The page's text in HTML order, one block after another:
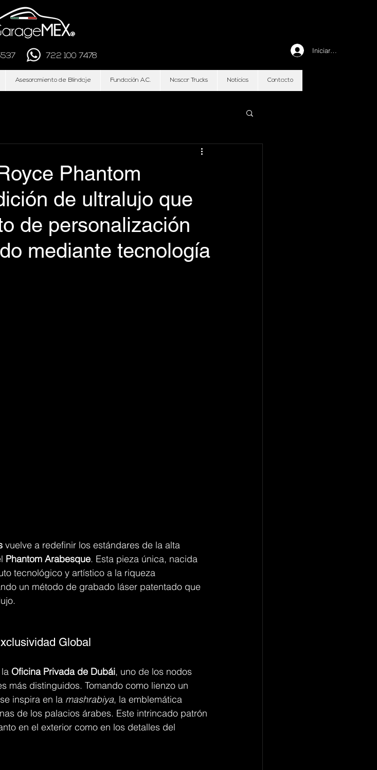
722 100 7478
Iniciar sesión
Asesoramiento de Blindaje Fundación A.C. Nascar Trucks Noticias Contacto
Phantom
de ultralujo que
de personalización
mediante tecnología
vuelve a redefinir los estándares de la alta
Phantom Arabesque. Esta pieza única, nacida
tecnológico y artístico a la riqueza
un método de grabado láser patentado que
Global
Oficina Privada de Dubái, uno de los nodos
más distinguidos. Tomando como lienzo un
inspira en la mashrabiya, la emblemática
de los palacios árabes. Este intrincado patrón
en el exterior como en los detalles del